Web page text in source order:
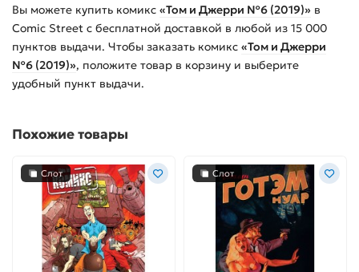
Вы можете купить комикс «Том и Джерри №6 (2019)» в
Comic Street с бесплатной доставкой в любой из 15 000
пунктов выдачи. Чтобы заказать комикс «Том и Джерри
№6 (2019)», положите товар в корзину и выберите
удобный пункт выдачи.
Похожие товары
Слот Слот